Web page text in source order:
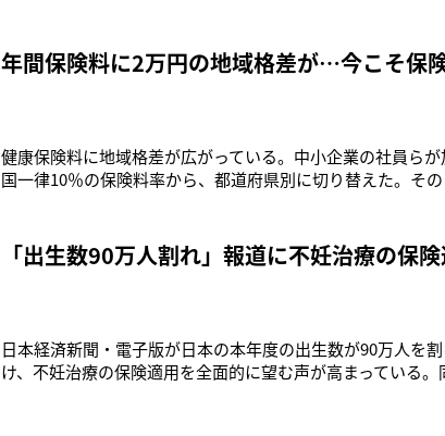
どもの数も増加しており、’18年には過去最多の5万6,979
総出生数は91万8,4
年間保険料に2万円の地域格差が…今こそ保
健康保険料に地域格差が広がっている。中小企業の社員ら
国一律10％の保険料率から、都道府県別に切り替えた。そ
■使える制度は使い、民間保険のムダを見直す全国平均は
っとも料率が高い佐賀県は10.
「出生数90万人割れ」報道に不妊治療の保
日本経済新聞・電子版が日本の本年度の出生数が90万人を
け、不妊治療の保険適用を全面的に望む声が高まっている
なり、出産期の女性が減ったことが大きい」と説明。さら